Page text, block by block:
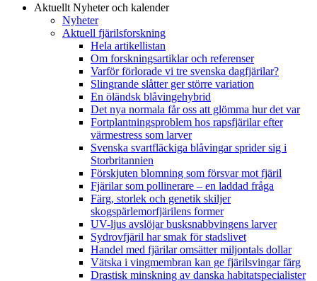
Aktuellt Nyheter och kalender
Nyheter
Aktuell fjärilsforskning
Hela artikellistan
Om forskningsartiklar och referenser
Varför förlorade vi tre svenska dagfjärilar?
Slingrande slåtter ger större variation
En öländsk blåvingehybrid
Det nya normala får oss att glömma hur det var
Fortplantningsproblem hos rapsfjärilar efter
värmestress som larver
Svenska svartfläckiga blåvingar sprider sig i
Storbritannien
Förskjuten blomning som försvar mot fjäril
Fjärilar som pollinerare – en laddad fråga
Färg, storlek och genetik skiljer
skogspärlemorfjärilens former
UV-ljus avslöjar busksnabbvingens larver
Sydrovfjäril har smak för stadslivet
Handel med fjärilar omsätter miljontals dollar
Vätska i vingmembran kan ge fjärilsvingar färg
Drastisk minskning av danska habitatspecialister